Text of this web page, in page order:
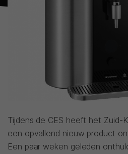
Tijdens de CES heeft het Zuid-
een opvallend nieuw product
Een paar weken geleden